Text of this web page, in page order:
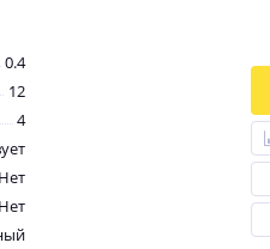
0.4
12
4
Нет
Нет